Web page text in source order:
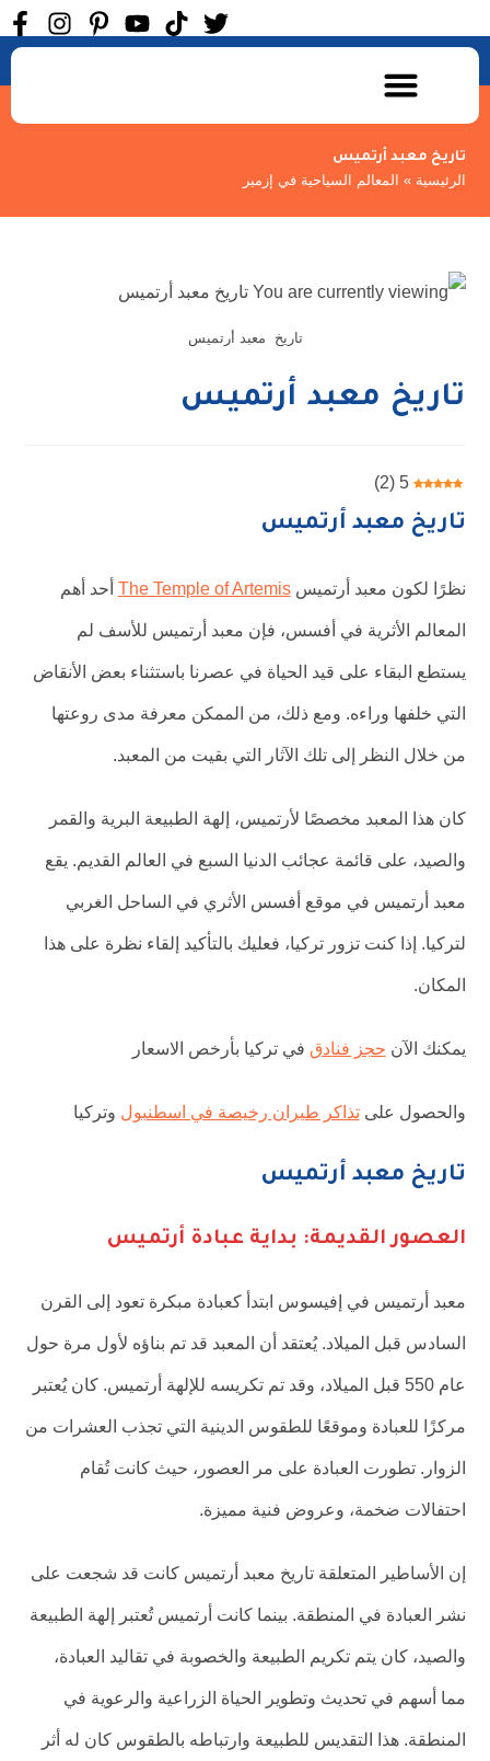
تاريخ معبد أرتميس
الرئيسية » المعالم السياحية في إزمير
تاريخ معبد أرتميس
تاريخ معبد أرتميس
5
(
2
)
تاريخ معبد أرتميس
نظرًا لكون معبد أرتميسThe Temple of Artemis أحد أهم
المعالم الأثرية في أفسس، فإن معبد أرتميس للأسف لم
يستطع البقاء على قيد الحياة في عصرنا باستثناء بعض الأنقاض
التي خلفها وراءه. ومع ذلك، من الممكن معرفة مدى روعتها
من خلال النظر إلى تلك الآثار التي بقيت من المعبد.
كان هذا المعبد مخصصًا لأرتميس، إلهة الطبيعة البرية والقمر
والصيد، على قائمة عجائب الدنيا السبع في العالم القديم. يقع
معبد أرتميس في موقع أفسس الأثري في الساحل الغربي
لتركيا. إذا كنت تزور تركيا، فعليك بالتأكيد إلقاء نظرة على هذا
المكان.
يمكنك الآن حجز فنادق في تركيا بأرخص الاسعار
والحصول علىتذاكر طيران رخيصة في اسطنبول وتركيا
تاريخ معبد أرتميس
العصور القديمة: بداية عبادة أرتميس
معبد أرتميس في إفيسوس ابتدأ كعبادة مبكرة تعود إلى القرن
السادس قبل الميلاد. يُعتقد أن المعبد قد تم بناؤه لأول مرة حول
عام 550 قبل الميلاد، وقد تم تكريسه للإلهة أرتميس. كان يُعتبر
مركزًا للعبادة وموقعًا للطقوس الدينية التي تجذب العشرات من
الزوار. تطورت العبادة على مر العصور، حيث كانت تُقام
احتفالات ضخمة، وعروض فنية مميزة.
إن الأساطير المتعلقة تاريخ معبد أرتميس كانت قد شجعت على
نشر العبادة في المنطقة. بينما كانت أرتميس تُعتبر إلهة الطبيعة
والصيد، كان يتم تكريم الطبيعة والخصوبة في تقاليد العبادة،
مما أسهم في تحديث وتطوير الحياة الزراعية والرعوية في
المنطقة. هذا التقديس للطبيعة وارتباطه بالطقوس كان له أثر